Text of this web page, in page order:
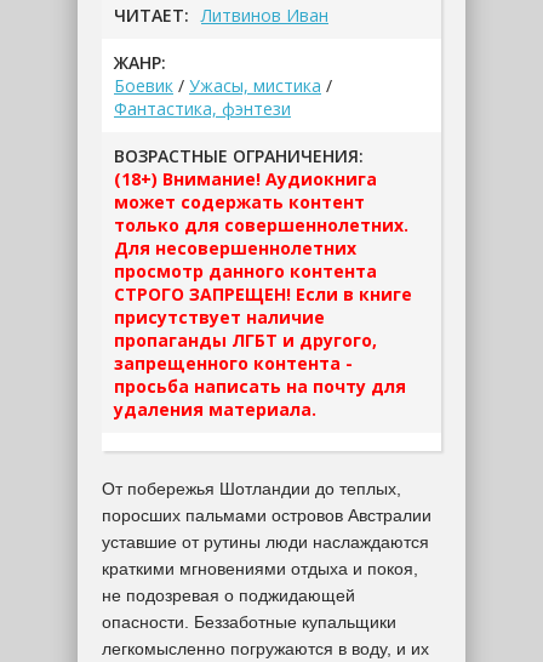
ЧИТАЕТ: Литвинов Иван
ЖАНР:
Боевик / Ужасы, мистика /
Фантастика, фэнтези
ВОЗРАСТНЫЕ ОГРАНИЧЕНИЯ:
(18+) Внимание! Аудиокнига
может содержать контент
только для совершеннолетних.
Для несовершеннолетних
просмотр данного контента
СТРОГО ЗАПРЕЩЕН! Если в книге
присутствует наличие
пропаганды ЛГБТ и другого,
запрещенного контента -
просьба написать на почту для
удаления материала.
От побережья Шотландии до теплых,
поросших пальмами островов Австралии
уставшие от рутины люди наслаждаются
краткими мгновениями отдыха и покоя,
не подозревая о поджидающей
опасности. Беззаботные купальщики
легкомысленно погружаются в воду, и их